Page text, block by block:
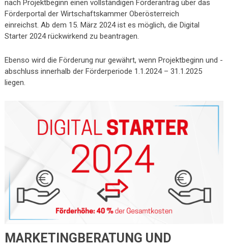
nach Projektbeginn einen vollständigen Förderantrag über das
Förderportal der Wirtschaftskammer Oberösterreich
einreichst. Ab dem 15. März 2024 ist es möglich, die Digital
Starter 2024 rückwirkend zu beantragen.
Ebenso wird die Förderung nur gewährt, wenn Projektbeginn und -
abschluss innerhalb der Förderperiode 1.1.2024 – 31.1.2025
liegen.
MARKETINGBERATUNG UND